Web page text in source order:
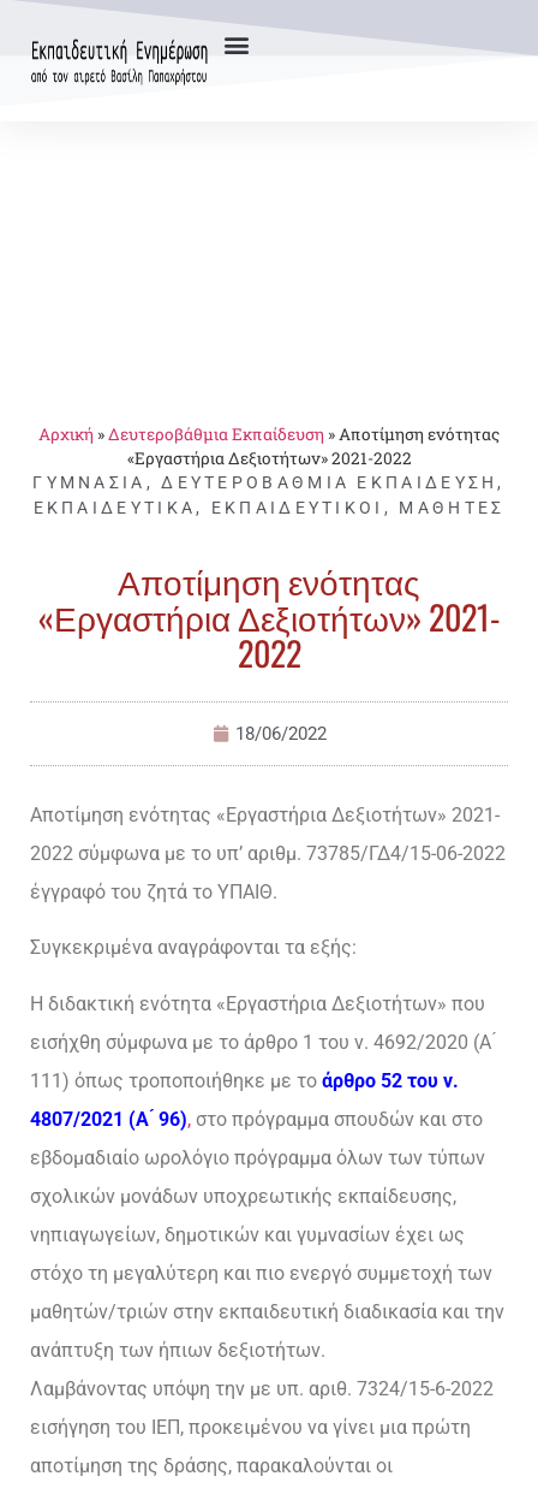
Αρχική »Δευτεροβάθμια Εκπαίδευση »Αποτίμηση ενότητας
«Εργαστήρια Δεξιοτήτων» 2021-2022
ΓΥΜΝΆΣΙΑ ,ΔΕΥΤΕΡΟΒΆΘΜΙΑ ΕΚΠΑΊΔΕΥΣΗ ,
ΕΚΠΑΙΔΕΥΤΙΚΆ , ΕΚΠΑΙΔΕΥΤΙΚΟΊ , ΜΑΘΗΤΈΣ
Αποτίμηση ενότητας
«Εργαστήρια Δεξιοτήτων» 2021-
2022
18/06/2022
Αποτίμηση ενότητας «Εργαστήρια Δεξιοτήτων» 2021-
2022 σύμφωνα με το υπ’ αριθμ. 73785/ΓΔ4/15-06-2022
έγγραφό του ζητά το ΥΠΑΙΘ.
Συγκεκριμένα αναγράφονται τα εξής:
Η διδακτική ενότητα «Εργαστήρια Δεξιοτήτων» που
εισήχθη σύμφωνα με το άρθρο 1 του ν. 4692/2020 (Α ́
111) όπως τροποποιήθηκε με το άρθρο 52 του ν.
4807/2021 (Α ́ 96), στο πρόγραμμα σπουδών και στο
εβδομαδιαίο ωρολόγιο πρόγραμμα όλων των τύπων
σχολικών μονάδων υποχρεωτικής εκπαίδευσης,
νηπιαγωγείων, δημοτικών και γυμνασίων έχει ως
στόχο τη μεγαλύτερη και πιο ενεργό συμμετοχή των
μαθητών/τριών στην εκπαιδευτική διαδικασία και την
ανάπτυξη των ήπιων δεξιοτήτων.
Λαμβάνοντας υπόψη την με υπ. αριθ. 7324/15-6-2022
εισήγηση του ΙΕΠ, προκειμένου να γίνει μια πρώτη
αποτίμηση της δράσης, παρακαλούνται οι